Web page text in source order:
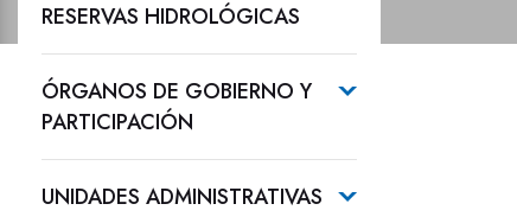
RESERVAS HIDROLÓGICAS
ÓRGANOS DE GOBIERNO Y
PARTICIPACIÓN
UNIDADES ADMINISTRATIVAS